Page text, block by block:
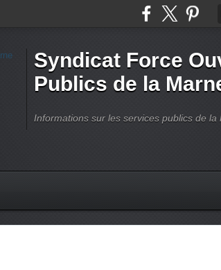
Syndicat Force
Publics de la
Informations sur les services publics de la